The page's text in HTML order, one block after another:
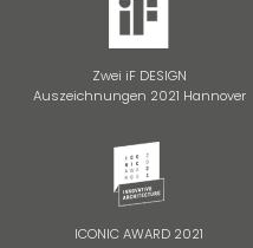
Zwei iF DESIGN
Auszeichnungen 2021 Hannover
ICONIC AWARD 2021